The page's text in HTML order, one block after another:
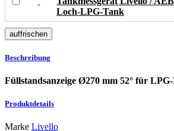
Loch-LPG-Tank
Beschreibung
Füllstandsanzeige Ø270 mm 52° für
Produktdetails
Marke Livello